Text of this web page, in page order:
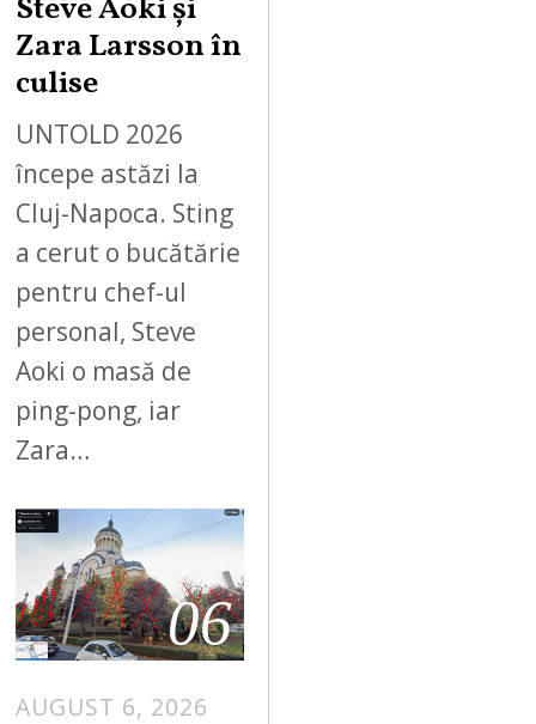
Steve Aoki și
Zara Larsson în
culise
UNTOLD 2026
începe astăzi la
Cluj-Napoca. Sting
a cerut o bucătărie
pentru chef-ul
personal, Steve
Aoki o masă de
ping-pong, iar
Zara…
06
AUGUST 6, 2026